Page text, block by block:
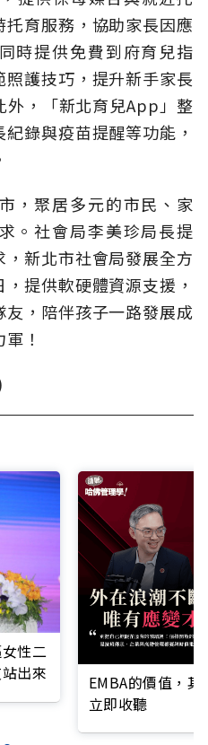
育服務，協助家長因應
時提供免費到府育兒指
護技巧，提升新手家長
外，「新北育兒App」整
錄與疫苗提醒等功能，
，聚居多元的市民、家
。社會局李美珍局長提
新北市社會局發展全方
提供軟硬體資源支援，
，陪伴孩子一路發展成
！
性二
出來
EMBA的價值，
立即收聽